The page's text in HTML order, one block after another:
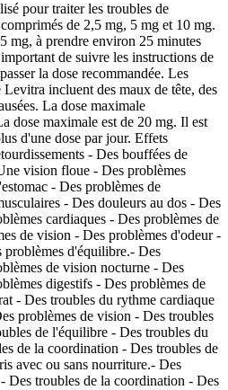
pour traiter les troubles de
de 2,5 mg, 5 mg et 10 mg.
mg, à prendre environ 25 minutes
de suivre les instructions de
la dose recommandée. Les
Levitra incluent des maux de tête, des
La dose maximale
dose maximale est de 20 mg. Il est
d'une dose par jour. Effets
- Des bouffées de
vision floue - Des problèmes
- Des problèmes de
- Des douleurs au dos - Des
cardiaques - Des problèmes de
de vision - Des problèmes d'odeur -
problèmes d'équilibre.- Des
de vision nocturne - Des
digestifs - Des problèmes de
- Des troubles du rythme cardiaque
problèmes de vision - Des troubles
de l'équilibre - Des troubles du
de la coordination - Des troubles de
avec ou sans nourriture.- Des
Des troubles de la coordination - Des